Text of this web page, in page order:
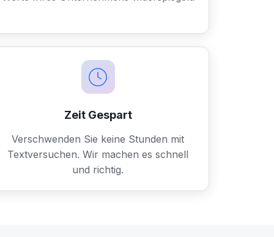
Zeit Gespart
Verschwenden Sie keine Stunden mit
Textversuchen. Wir machen es schnell
und richtig.